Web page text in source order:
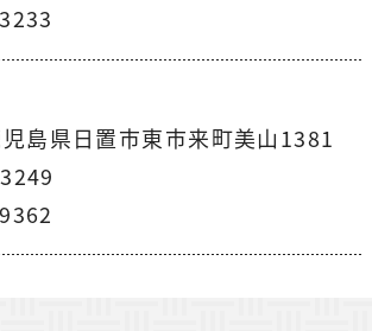
島県日置市東市来町美山1381